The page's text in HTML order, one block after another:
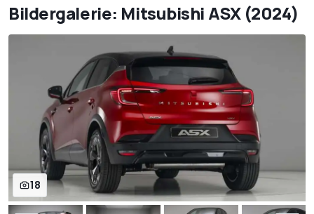
Bildergalerie: Mitsubishi ASX (2024)
18